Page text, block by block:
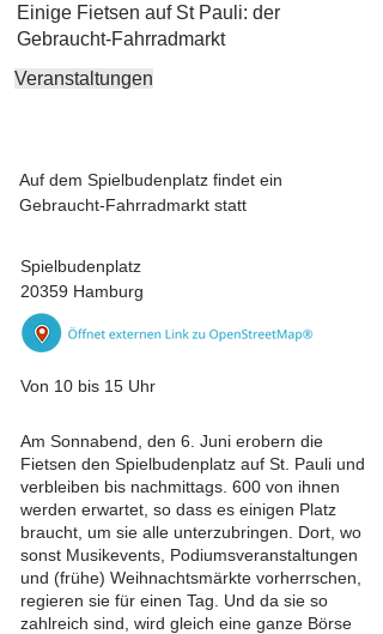
Einige Fietsen auf St Pauli: der
Gebraucht-Fahrradmarkt
Veranstaltungen
Auf dem Spielbudenplatz findet ein
Gebraucht-Fahrradmarkt statt
Spielbudenplatz
20359 Hamburg
Von 10 bis 15 Uhr
Am Sonnabend, den 6. Juni erobern die
Fietsen den Spielbudenplatz auf St. Pauli und
verbleiben bis nachmittags. 600 von ihnen
werden erwartet, so dass es einigen Platz
braucht, um sie alle unterzubringen. Dort, wo
sonst Musikevents, Podiumsveranstaltungen
und (frühe) Weihnachtsmärkte vorherrschen,
regieren sie für einen Tag. Und da sie so
zahlreich sind, wird gleich eine ganze Börse